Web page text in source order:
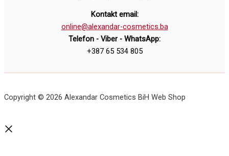
Kontakt email:
online@alexandar-cosmetics.ba
Telefon - Viber - WhatsApp:
+387 65 534 805
Copyright © 2026 Alexandar Cosmetics BiH Web Shop